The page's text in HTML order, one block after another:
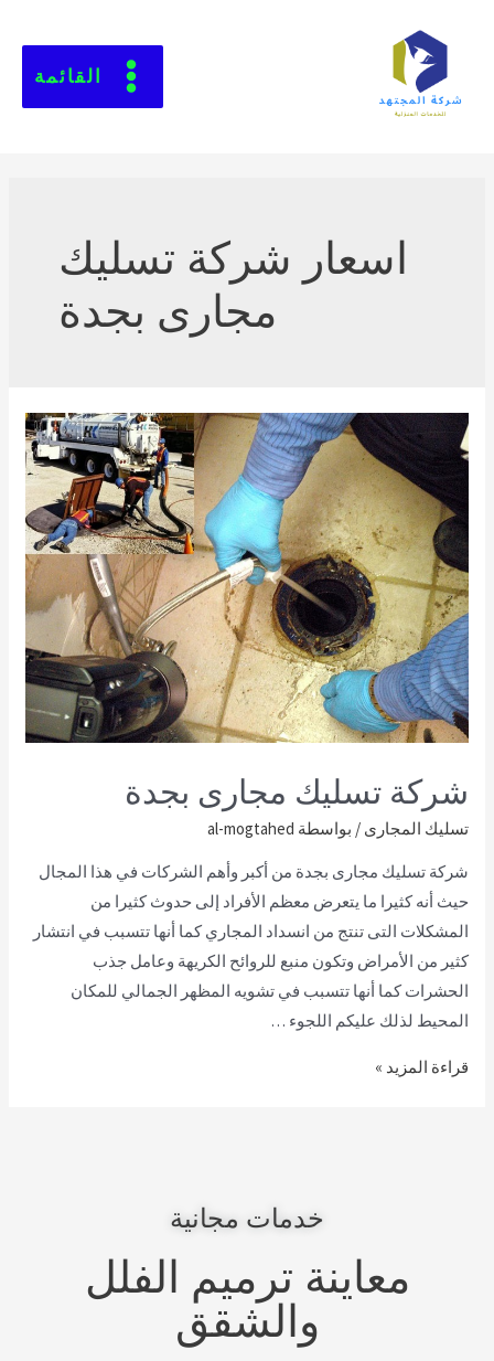
القائمة
اسعار شركة تسليك
مجارى بجدة
شركة تسليك مجارى بجدة
تسليك المجارى / بواسطة al-mogtahed
شركة تسليك مجارى بجدة من أكبر وأهم الشركات في هذا المجال
حيث أنه كثيرا ما يتعرض معظم الأفراد إلى حدوث كثيرا من
المشكلات التى تنتج من انسداد المجاري كما أنها تتسبب في انتشار
كثير من الأمراض وتكون منبع للروائح الكريهة وعامل جذب
الحشرات كما أنها تتسبب في تشويه المظهر الجمالي للمكان
المحيط لذلك عليكم اللجوء …
قراءة المزيد »
خدمات مجانية
معاينة ترميم الفلل
والشقق